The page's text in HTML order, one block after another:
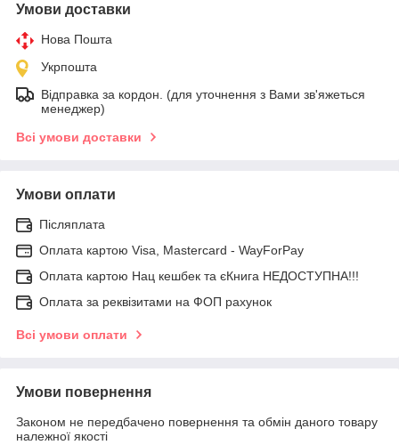
Умови доставки
Нова Пошта
Укрпошта
Відправка за кордон. (для уточнення з Вами зв'яжеться
менеджер)
Всі умови доставки
Умови оплати
Післяплата
Оплата картою Visa, Mastercard - WayForPay
Оплата картою Нац кешбек та єКнига НЕДОСТУПНА!!!
Оплата за реквізитами на ФОП рахунок
Всі умови оплати
Умови повернення
Законом не передбачено повернення та обмін даного товару
належної якості